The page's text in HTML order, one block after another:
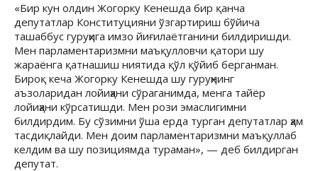
«Бир кун олдин Жогорку Кенешда бир қанча
депутатлар Конституцияни ўзгартириш бўйича
ташаббус гуруҳига имзо йиғилаётганини билдиришди.
Мен парламентаризмни маъқулловчи қатори шу
жараёнга қатнашиш ниятида қўл қўйиб берганман.
Бироқ кеча Жогорку Кенешда шу гуруҳнинг
аъзоларидан лойиҳани сўраганимда, менга тайёр
лойиҳани кўрсатишди. Мен рози эмаслигимни
билдирдим. Бу сўзимни ўша ерда турган депутатлар ҳам
тасдиқлайди. Мен доим парламентаризмни маъқуллаб
келдим ва шу позициямда тураман», — деб билдирган
депутат.